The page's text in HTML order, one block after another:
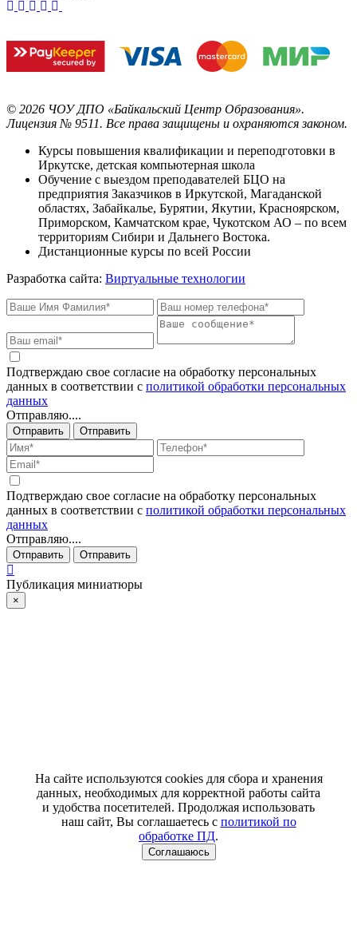
© 2026 ЧОУ ДПО «Байкальский Центр Образования».
Лицензия № 9511. Все права защищены и охраняются законом.
Курсы повышения квалификации и переподготовки в
Иркутске, детская компьютерная школа
Обучение с выездом преподавателей БЦО на
предприятия Заказчиков в Иркутской, Магаданской
областях, Забайкалье, Бурятии, Якутии, Красноярском,
Приморском, Камчатском крае, Чукотском АО – по всем
территориям Сибири и Дальнего Востока.
Дистанционные курсы по всей России
Разработка сайта: Виртуальные технологии
Подтверждаю свое согласие на обработку персональных
данных в соответствии с политикой обработки персональных
данных
Отправляю....
Отправить Отправить
Подтверждаю свое согласие на обработку персональных
данных в соответствии с политикой обработки персональных
данных
Отправляю....
Отправить Отправить
Публикация миниатюры
×
На сайте используются cookies для сбора и хранения
данных, необходимых для корректной работы сайта
и удобства посетителей. Продолжая использовать
наш сайт, Вы соглашаетесь с политикой по
обработке ПД.
Соглашаюсь